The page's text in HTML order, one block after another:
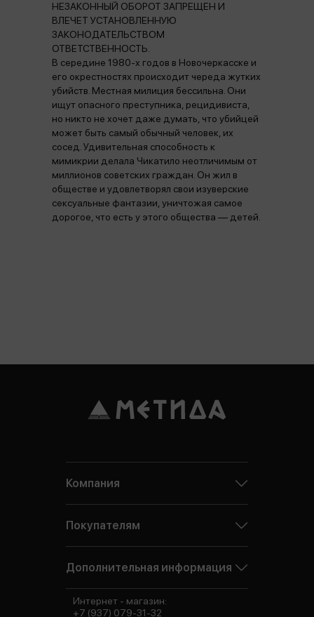
НЕЗАКОННЫЙ ОБОРОТ ЗАПРЕЩЕН И
ВЛЕЧЕТ УСТАНОВЛЕННУЮ
ЗАКОНОДАТЕЛЬСТВОМ
ОТВЕТСТВЕННОСТЬ.
В середине 1980-х годов в Новочеркасске и
его окрестностях происходит череда жутких
убийств. Местная милиция бессильна. Они
ищут опасного преступника, рецидивиста,
но никто не хочет даже думать, что убийцей
может быть самый обычный человек, их
сосед. Удивительная способность к
мимикрии делала Чикатило неотличимым от
миллионов советских граждан. Он жил в
обществе и удовлетворял свои изуверские
сексуальные фантазии, уничтожая самое
дорогое, что есть у этого общества — детей.
Компания
Покупателям
Дополнительная информация
Интернет - магазин:
+7 (937) 079-31-32